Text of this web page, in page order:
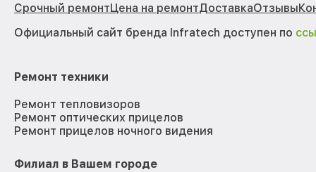
Срочный ремонтЦена на ремонтДоставкаОтзывы
Официальный сайт бренда Infratech доступен по
Ремонт техники
Ремонт тепловизоров
Ремонт оптических прицелов
Ремонт прицелов ночного видения
Филиал в Вашем городе